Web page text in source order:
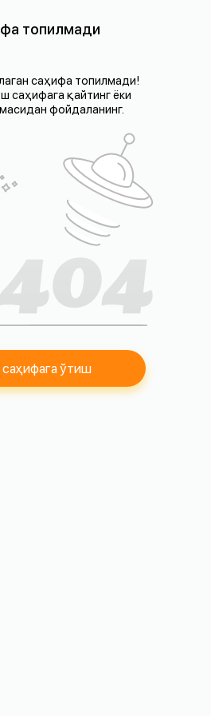
топилмади
саҳифа топилмади!
саҳифага қайтинг ёки
фойдаланинг.
ўтиш